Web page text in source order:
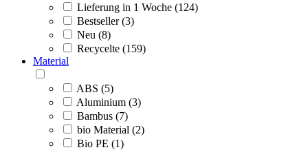
Lieferung in 1 Woche (124)
Bestseller (3)
Neu (8)
Recycelte (159)
Material
ABS (5)
Aluminium (3)
Bambus (7)
bio Material (2)
Bio PE (1)